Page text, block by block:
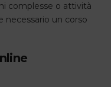
complesse o attività
necessario un corso